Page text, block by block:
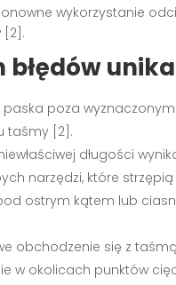
wykorzystanie
[2].
błędów
paska poza
taśmy [2].
długości
narzędzi, które
ostrym kątem lub
obchodzenie się z
w okolicach punktów